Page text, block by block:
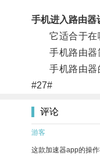
手机进入路由器
它适合于在咖
手机路由器简
手机路由器的
#27#
评论
游客
这款加速器app的操